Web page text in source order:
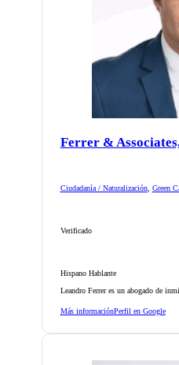
Ferrer &
Ciudadanía / Naturalización, Green
Verificado
Hispano Hablante
Leandro Ferrer es un abogado de
Más informaciónPerfil en Google